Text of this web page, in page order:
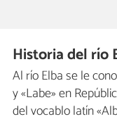
Historia del río
Al río Elba se le
y «Labe» en
del vocablo latín